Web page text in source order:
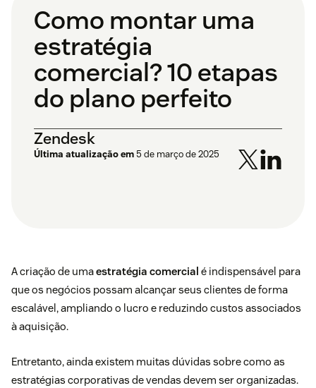
Como montar uma
estratégia
comercial? 10 etapas
do plano perfeito
Zendesk
Última atualização em5 de março de 2025
A criação de umaestratégia comercial é indispensável para
que os negócios possam alcançar seus clientes de forma
escalável, ampliando o lucro e reduzindo custos associados
à aquisição.
Entretanto, ainda existem muitas dúvidas sobre como as
estratégias corporativas de vendas devem ser organizadas.